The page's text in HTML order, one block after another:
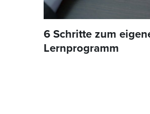
6 Schritte zum
Lernprogramm